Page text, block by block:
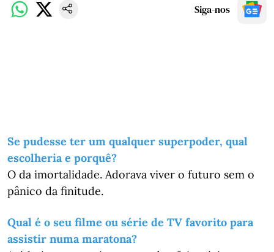
Siga-nos
Se pudesse ter um qualquer superpoder, qual
escolheria e porquê?
O da imortalidade. Adorava viver o futuro sem o
pânico da finitude.
Qual é o seu filme ou série de TV favorito para
assistir numa maratona?